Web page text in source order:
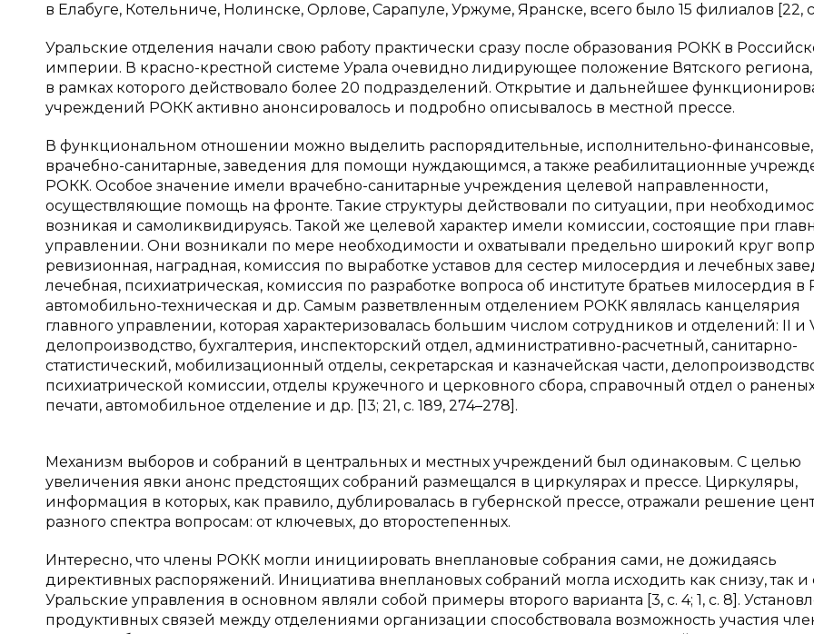
в Елабуге, Котельниче, Нолинске, Орлове, Сарапуле, Уржуме, Яранске, всего было 15 филиалов [22,
Уральские отделения начали свою работу практически сразу после образования РОКК в
империи. В красно-крестной системе Урала очевидно лидирующее положение Вятского региона,
в рамках которого действовало более 20 подразделений. Открытие и дальнейшее
учреждений РОКК активно анонсировалось и подробно описывалось в местной прессе.
В функциональном отношении можно выделить распорядительные, исполнительно-финансовые,
врачебно-санитарные, заведения для помощи нуждающимся, а также реабилитационные
РОКК. Особое значение имели врачебно-санитарные учреждения целевой направленности,
осуществляющие помощь на фронте. Такие структуры действовали по ситуации, при
возникая и самоликвидируясь. Такой же целевой характер имели комиссии, состоящие при
управлении. Они возникали по мере необходимости и охватывали предельно широкий круг
ревизионная, наградная, комиссия по выработке уставов для сестер милосердия и лечебных
лечебная, психиатрическая, комиссия по разработке вопроса об институте братьев милосердия в
автомобильно-техническая и др. Самым разветвленным отделением РОКК являлась канцелярия
главного управлении, которая характеризовалась большим числом сотрудников и отделений: II и
делопроизводство, бухгалтерия, инспекторский отдел, административно-расчетный, санитарно-
статистический, мобилизационный отделы, секретарская и казначейская части,
психиатрической комиссии, отделы кружечного и церковного сбора, справочный отдел о
печати, автомобильное отделение и др. [13; 21, с. 189, 274–278].
Механизм выборов и собраний в центральных и местных учреждений был одинаковым. С целью
увеличения явки анонс предстоящих собраний размещался в циркулярах и прессе. Циркуляры,
информация в которых, как правило, дублировалась в губернской прессе, отражали решение
разного спектра вопросам: от ключевых, до второстепенных.
Интересно, что члены РОКК могли инициировать внеплановые собрания сами, не дожидаясь
директивных распоряжений. Инициатива внеплановых собраний могла исходить как снизу, так и
Уральские управления в основном являли собой примеры второго варианта [3, с. 4; 1, с. 8].
продуктивных связей между отделениями организации способствовала возможность участия